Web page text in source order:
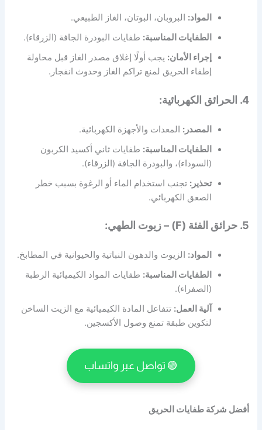
المواد: البروبان، البوتان، الغاز الطبيعي.
الطفايات المناسبة: طفايات البودرة الجافة (الزرقاء).
إجراء الأمان: يجب أولًا إغلاق مصدر الغاز قبل محاولة
إطفاء الحريق لمنع تراكم الغاز وحدوث انفجار.
4. الحرائق الكهربائية:
المصدر: المعدات والأجهزة الكهربائية.
الطفايات المناسبة: طفايات ثاني أكسيد الكربون
(السوداء)، والبودرة الجافة (الزرقاء).
تحذير: تجنب استخدام الماء أو الرغوة بسبب خطر
الصعق الكهربائي.
5. حرائق الفئة (F) – زيوت الطهي:
المواد: الزيوت والدهون النباتية والحيوانية في المطابخ.
الطفايات المناسبة: طفايات المواد الكيميائية الرطبة
(الصفراء).
آلية العمل: تتفاعل المادة الكيميائية مع الزيت الساخن
لتكوين طبقة تمنع وصول الأكسجين.
🟢 تواصل عبر واتساب
أفضل شركة طفايات الحريق